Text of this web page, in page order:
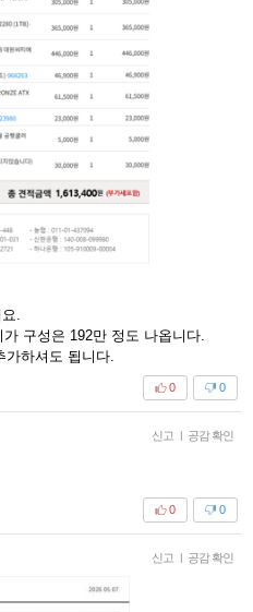
.
구성은 192만 정도 나옵니다.
하셔도 됩니다.
0
0
신고 | 공감 확인
0
0
신고 | 공감 확인